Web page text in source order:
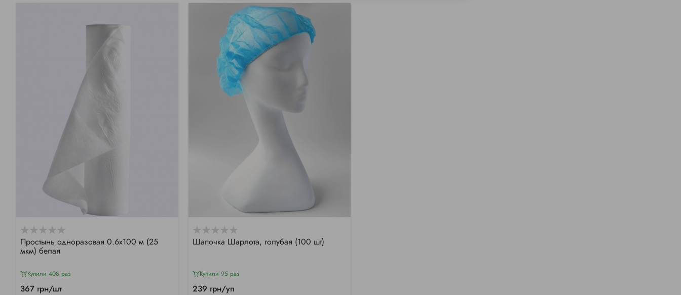
Простынь одноразовая 0.6х100 м (25
мкм) белая
Купили 408 раз
367 грн/шт
Шапочка Шарлота, голубая (100 шт)
Купили 95 раз
239 грн/уп